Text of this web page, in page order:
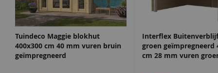
kunnen netjes worden opgeborgen, waardoor de tuin
overzichtelijk blijft. Met de Quby kiest u voor een duurzame
kwaliteit perfect samenkomen.
Tuindeco Maggie blokhut
400x300 cm 40 mm vuren bruin
geïmpregneerd
Interflex Buitenverblijf
groen geïmpregneerd
cm 28 mm vuren